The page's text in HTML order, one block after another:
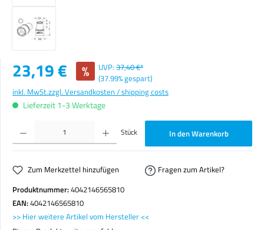
Verkaufspreis:
23,19 € % UVP: 37,40 €*
(37.99% gespart)
inkl. MwSt.zzgl. Versandkosten / shipping costs
Lieferzeit 1-3 Werktage
Produkt Anzahl: Gib den gewünschten Wert ein oder benutze die Schaltflächen um die Anzahl zu
Stück In den Warenkorb
Zum Merkzettel hinzufügen
Fragen zum Artikel?
Produktnummer:4042146565810
EAN:4042146565810
>> Hier weitere Artikel vom Hersteller <<